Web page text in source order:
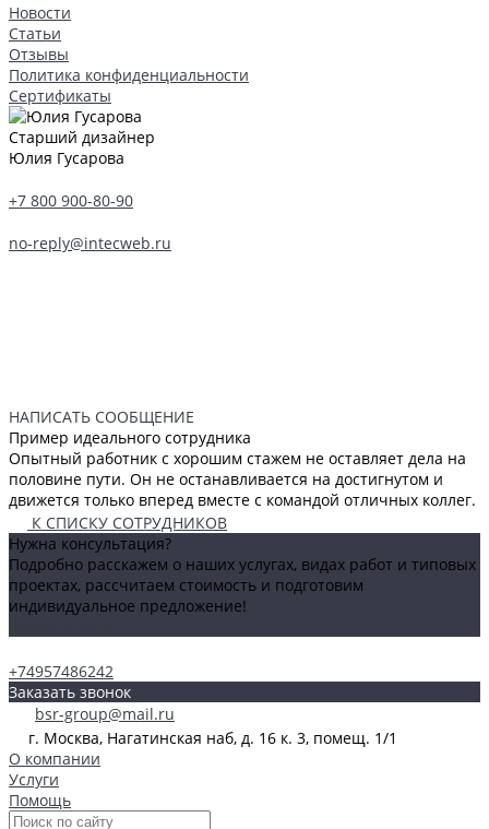
Новости
Статьи
Отзывы
Политика конфиденциальности
Сертификаты
Старший дизайнер
Юлия Гусарова
+7 800 900-80-90
no-reply@intecweb.ru
НАПИСАТЬ СООБЩЕНИЕ
Пример идеального сотрудника
Опытный работник с хорошим стажем не оставляет дела на
половине пути. Он не останавливается на достигнутом и
движется только вперед вместе с командой отличных коллег.
К СПИСКУ СОТРУДНИКОВ
Нужна консультация?
Подробно расскажем о наших услугах, видах работ и типовых
проектах, рассчитаем стоимость и подготовим
индивидуальное предложение!
+74957486242
Заказать звонок
bsr-group@mail.ru
г. Москва, Нагатинская наб, д. 16 к. 3, помещ. 1/1
О компании
Услуги
Помощь